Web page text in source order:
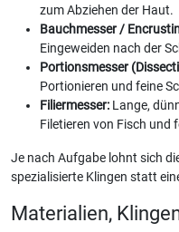
zum Abziehen der Haut.
Bauchmesser /
Eingeweiden nach der
Portionsmesser
Portionieren und feine
Filiermesser: Lange,
Filetieren von Fisch und
Je nach Aufgabe lohnt sich
spezialisierte Klingen statt
Materialien,